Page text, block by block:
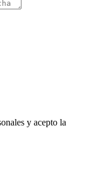
y acepto la